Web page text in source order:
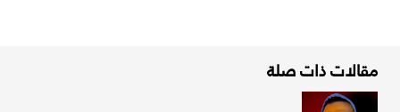
مقالات ذات صلة